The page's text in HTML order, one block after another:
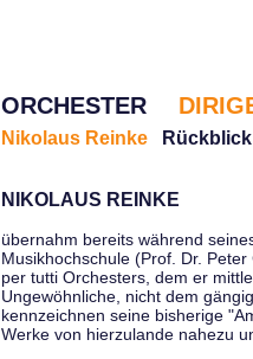
ORCHESTER
Nikolaus Reinke Rückblick
NIKOLAUS REINKE
übernahm bereits während
Musikhochschule (Prof. Dr.
per tutti Orchesters, dem er
Ungewöhnliche, nicht dem
kennzeichnen seine bisherige
Werke von hierzulande nahezu